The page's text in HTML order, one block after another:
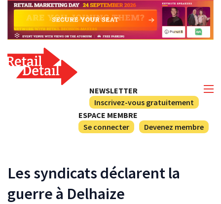
NEWSLETTER
Inscrivez-vous gratuitement
ESPACE MEMBRE
Se connecter
Devenez membre
Les syndicats déclarent la
guerre à Delhaize